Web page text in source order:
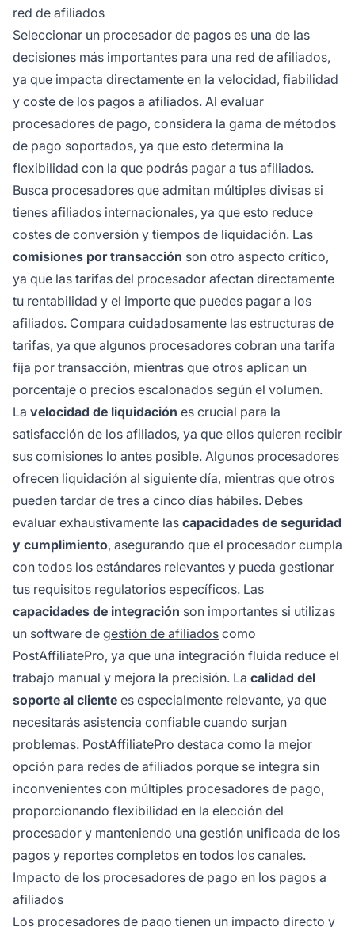
red de afiliados
Seleccionar un procesador de pagos es una de las
decisiones más importantes para una red de afiliados,
ya que impacta directamente en la velocidad, fiabilidad
y coste de los pagos a afiliados. Al evaluar
procesadores de pago, considera la gama de métodos
de pago soportados, ya que esto determina la
flexibilidad con la que podrás pagar a tus afiliados.
Busca procesadores que admitan múltiples divisas si
tienes afiliados internacionales, ya que esto reduce
costes de conversión y tiempos de liquidación. Las
comisiones por transacción son otro aspecto crítico,
ya que las tarifas del procesador afectan directamente
tu rentabilidad y el importe que puedes pagar a los
afiliados. Compara cuidadosamente las estructuras de
tarifas, ya que algunos procesadores cobran una tarifa
fija por transacción, mientras que otros aplican un
porcentaje o precios escalonados según el volumen.
La velocidad de liquidación es crucial para la
satisfacción de los afiliados, ya que ellos quieren recibir
sus comisiones lo antes posible. Algunos procesadores
ofrecen liquidación al siguiente día, mientras que otros
pueden tardar de tres a cinco días hábiles. Debes
evaluar exhaustivamente las capacidades de seguridad
y cumplimiento, asegurando que el procesador cumpla
con todos los estándares relevantes y pueda gestionar
tus requisitos regulatorios específicos. Las
capacidades de integración son importantes si utilizas
un software de gestión de afiliados como
PostAffiliatePro, ya que una integración fluida reduce el
trabajo manual y mejora la precisión. La calidad del
soporte al cliente es especialmente relevante, ya que
necesitarás asistencia confiable cuando surjan
problemas. PostAffiliatePro destaca como la mejor
opción para redes de afiliados porque se integra sin
inconvenientes con múltiples procesadores de pago,
proporcionando flexibilidad en la elección del
procesador y manteniendo una gestión unificada de los
pagos y reportes completos en todos los canales.
Impacto de los procesadores de pago en los pagos a
afiliados
Los procesadores de pago tienen un impacto directo y